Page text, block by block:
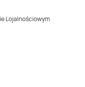
Lojalnościowym